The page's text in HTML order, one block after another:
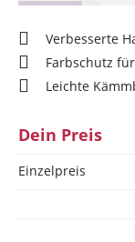
Verbesserte
Farbschutz
Leichte
Dein Preis
Einzelpreis